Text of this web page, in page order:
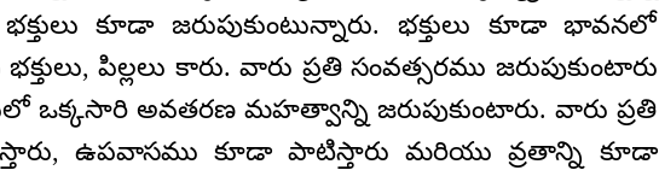
కూడా జరుపుకుంటున్నారు. భక్తులు కూడా భావనలో
పిల్లలు కారు. వారు ప్రతి సంవత్సరము జరుపుకుంటారు
ఒక్కసారి అవతరణ మహత్వాన్ని జరుపుకుంటారు. వారు ప్రతి
ఉపవాసము కూడా పాటిస్తారు మరియు వ్రతాన్ని కూడా